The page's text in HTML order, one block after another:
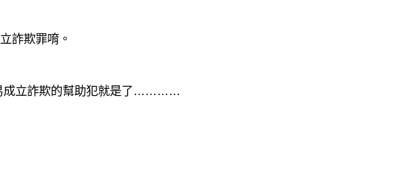
詐欺罪唷。
成立詐欺的幫助犯就是了…………